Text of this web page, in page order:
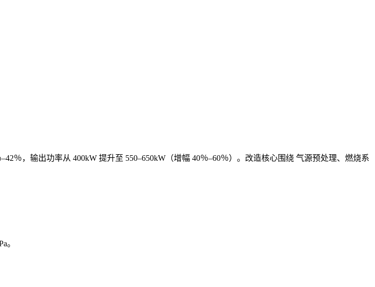
％，输出功率从 400kW 提升至 550–650kW（增幅 40％–60％）。改造核心围绕 气源预处理、燃烧系
。